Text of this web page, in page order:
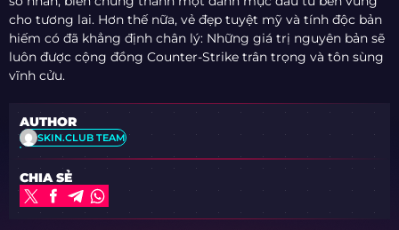
cho tương lai. Hơn thế nữa, vẻ đẹp tuyệt mỹ và tính độc bản
hiếm có đã khẳng định chân lý: Những giá trị nguyên bản sẽ
luôn được cộng đồng Counter-Strike trân trọng và tôn sùng
vĩnh cửu.
AUTHOR
SKIN.CLUB TEAM
CHIA SẺ